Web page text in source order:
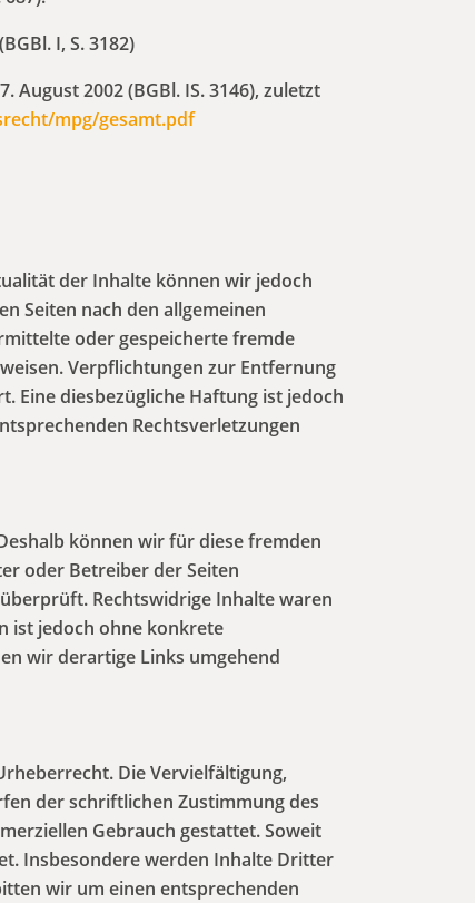
I, S. 3182)
2002 (BGBl. IS. 3146), zuletzt
mpg/gesamt.pdf
der Inhalte können wir jedoch
Seiten nach den allgemeinen
oder gespeicherte fremde
Verpflichtungen zur Entfernung
Eine diesbezügliche Haftung ist jedoch
Rechtsverletzungen
können wir für diese fremden
oder Betreiber der Seiten
Rechtswidrige Inhalte waren
ist jedoch ohne konkrete
wir derartige Links umgehend
Die Vervielfältigung,
der schriftlichen Zustimmung des
Gebrauch gestattet. Soweit
Insbesondere werden Inhalte Dritter
wir um einen entsprechenden